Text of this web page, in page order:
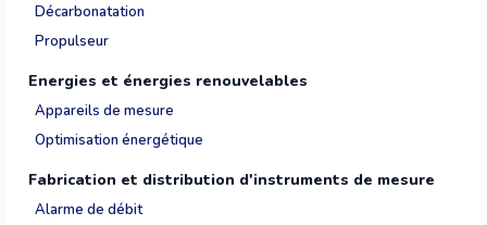
Décarbonatation
Propulseur
Energies et énergies renouvelables
Appareils de mesure
Optimisation énergétique
Fabrication et distribution d'instruments de mesure
Alarme de débit